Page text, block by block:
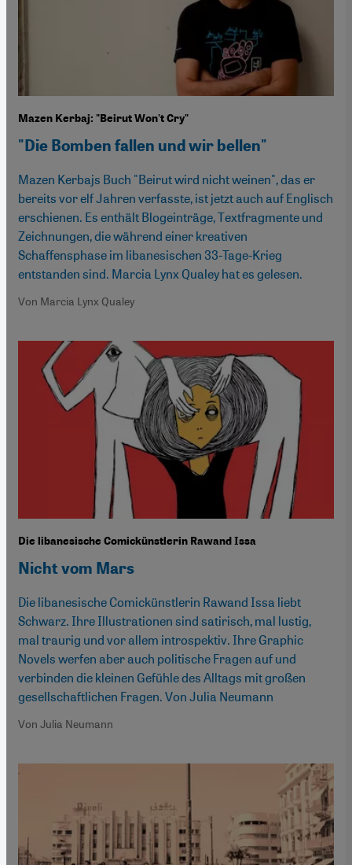
Mazen Kerbaj: "Beirut Won't Cry"
"Die Bomben fallen und wir bellen"
Mazen Kerbajs Buch "Beirut wird nicht weinen", das er
bereits vor elf Jahren verfasste, ist jetzt auch auf Englisch
erschienen. Es enthält Blogeinträge, Textfragmente und
Zeichnungen, die während einer kreativen
Schaffensphase im libanesischen 33-Tage-Krieg
entstanden sind. Marcia Lynx Qualey hat es gelesen.
Von Marcia Lynx Qualey
Die libanesische Comickünstlerin Rawand Issa
Nicht vom Mars
Die libanesische Comickünstlerin Rawand Issa liebt
Schwarz. Ihre Illustrationen sind satirisch, mal lustig,
mal traurig und vor allem introspektiv. Ihre Graphic
Novels werfen aber auch politische Fragen auf und
verbinden die kleinen Gefühle des Alltags mit großen
gesellschaftlichen Fragen. Von Julia Neumann
Von Julia Neumann